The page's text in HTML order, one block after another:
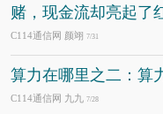
赌，现金流却亮起了
C114通信网 颜翊 7/31
算力在哪里之二：算
C114通信网 九九 7/28